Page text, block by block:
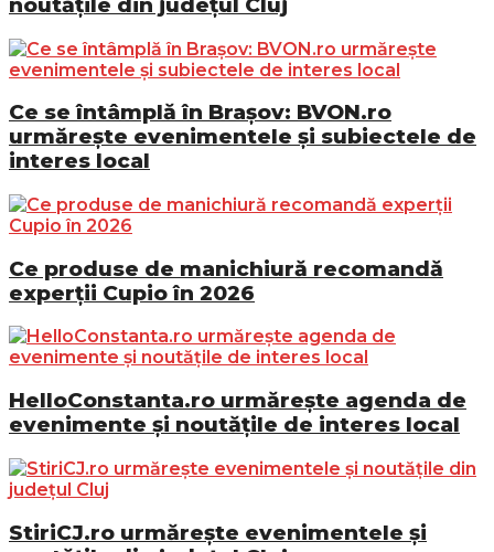
Ce se întâmplă în Brașov: BVON.ro
urmărește evenimentele și subiectele de
interes local
Ce produse de manichiură recomandă
experții Cupio în 2026
HelloConstanta.ro urmărește agenda de
evenimente și noutățile de interes local
StiriCJ.ro urmărește evenimentele și